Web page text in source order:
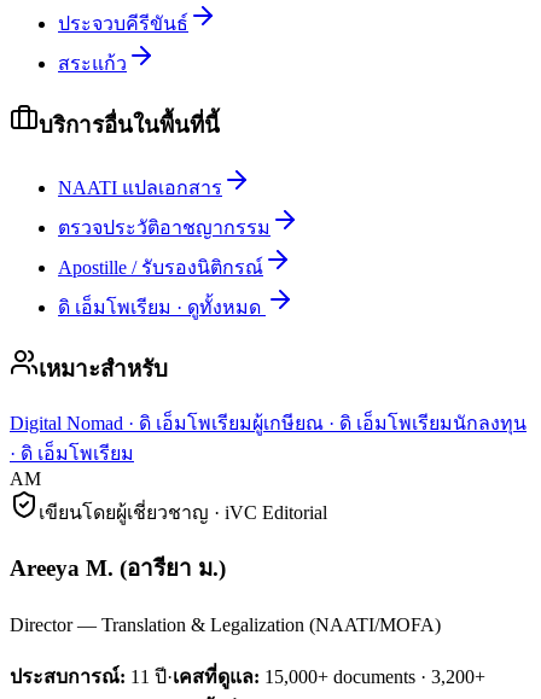
ประจวบคีรีขันธ์
สระแก้ว
บริการอื่นในพื้นที่นี้
NAATI แปลเอกสาร
ตรวจประวัติอาชญากรรม
Apostille / รับรองนิติกรณ์
ดิ เอ็มโพเรียม · ดูทั้งหมด
เหมาะสำหรับ
Digital Nomad · ดิ เอ็มโพเรียมผู้เกษียณ · ดิ เอ็มโพเรียมนักลงทุน
· ดิ เอ็มโพเรียม
AM
เขียนโดยผู้เชี่ยวชาญ · iVC Editorial
Areeya M. (อารียา ม.)
Director — Translation & Legalization (NAATI/MOFA)
ประสบการณ์: 11 ปี·เคสที่ดูแล: 15,000+ documents · 3,200+